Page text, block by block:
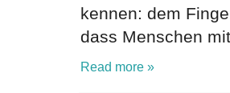
kennen: dem
dass Menschen
Read more »